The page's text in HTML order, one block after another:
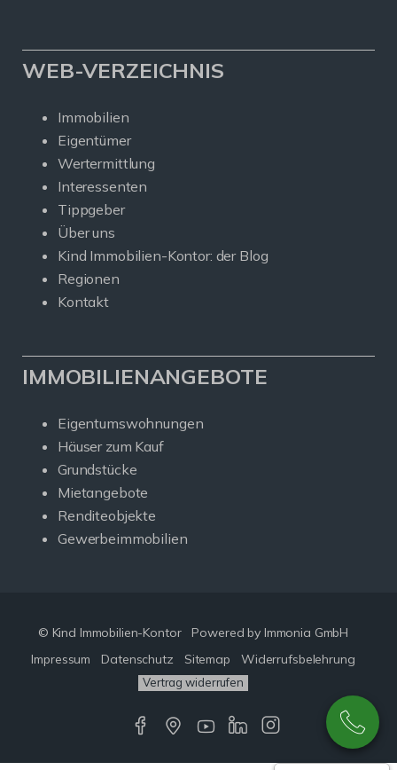
WEB-VERZEICHNIS
Immobilien
Eigentümer
Wertermittlung
Interessenten
Tippgeber
Über uns
Kind Immobilien-Kontor: der Blog
Regionen
Kontakt
IMMOBILIENANGEBOTE
Eigentumswohnungen
Häuser zum Kauf
Grundstücke
Mietangebote
Renditeobjekte
Gewerbeimmobilien
© Kind Immobilien-Kontor
Powered by Immonia GmbH
Impressum
Datenschutz Sitemap Widerrufsbelehrung
Vertrag widerrufen